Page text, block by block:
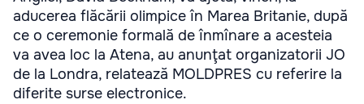
aducerea flăcării olimpice în Marea Britanie, după
ce o ceremonie formală de înmînare a acesteia
va avea loc la Atena, au anunţat organizatorii JO
de la Londra, relatează MOLDPRES cu referire la
diferite surse electronice.